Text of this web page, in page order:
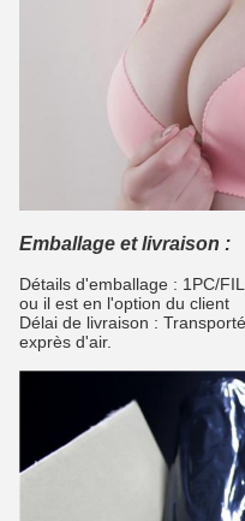
Emballage et livraison :
Détails d'emballage : 1PC/
ou il est en l'option du client
Délai de livraison :
exprès d'air.